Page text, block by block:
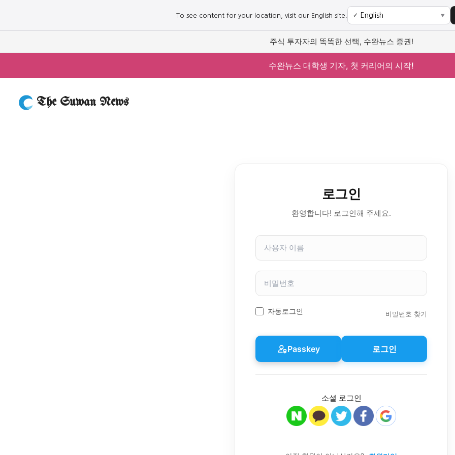
To see content for your location, visit our English site. ✓ ▼
주식 투자자의 똑똑한 선택, 수완뉴스 증권!
수완뉴스 대학생 기자, 첫 커리어의 시작!
The Suwan News
로그인
환영합니다! 로그인해 주세요.
사
자
이
비
번
호
자동로그인 비밀번호 찾기
Passkey 로그인
소셜 로그인